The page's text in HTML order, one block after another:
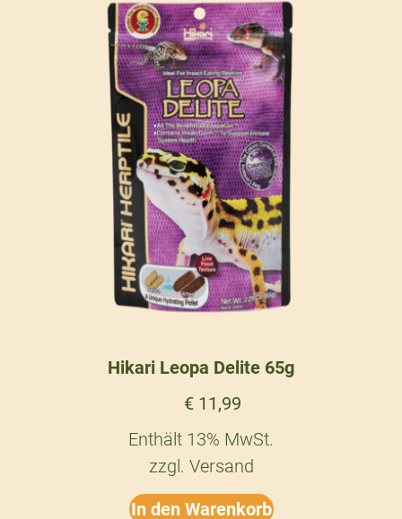
Hikari Leopa Delite 65g
€11,99
Enthält 13% MwSt.
zzgl. Versand
In den Warenkorb